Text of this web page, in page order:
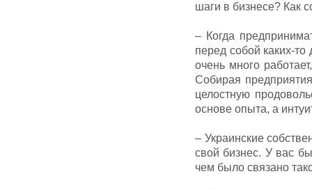
шаги в бизнесе? Как
– Когда
перед собой каких-то
очень много
Собирая
целостную
основе опыта, а
– Украинские
свой бизнес. У вас
чем было связано